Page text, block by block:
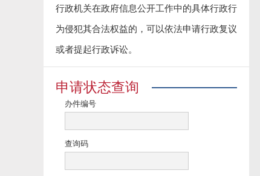
行政机关在政府信息公开工作中的具体行政行
为侵犯其合法权益的，可以依法申请行政复议
或者提起行政诉讼。
申请状态查询
办件编号
查询码